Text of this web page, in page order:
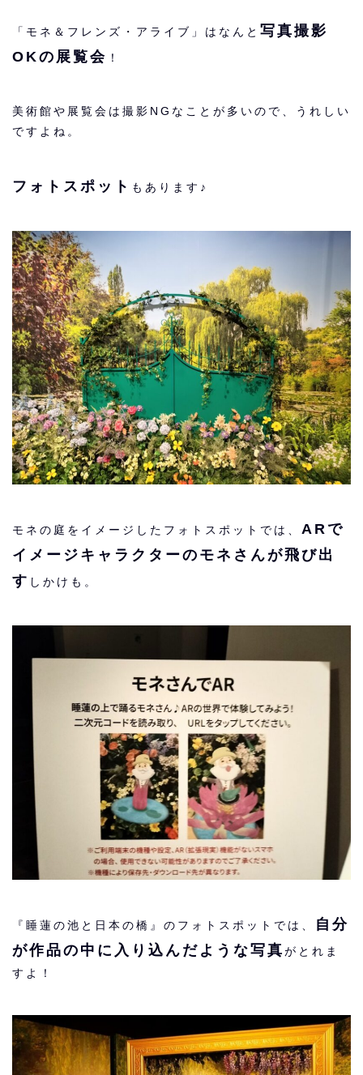
「モネ＆フレンズ・アライブ」はなんと 写真撮影
OKの展覧会 ！
美術館や展覧会は撮影NGなことが多いので、うれしい
ですよね。
フォトスポット もあります♪
モネの庭をイメージしたフォトスポットでは、 ARで
イメージキャラクターのモネさんが飛び出
す しかけも。
『睡蓮の池と日本の橋』のフォトスポットでは、
自分
が作品の中に入り込んだような写真がとれま
すよ！